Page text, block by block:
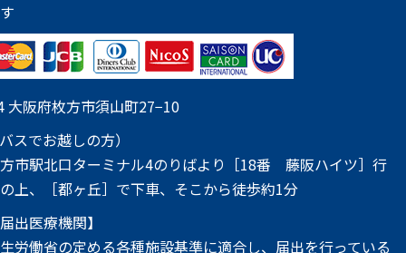
大阪府枚方市須山町27−10
スでお越しの方）
市駅北口ターミナル4のりばより［18番 藤阪ハイツ］行
上、［都ヶ丘］で下車、そこから徒歩約1分
出医療機関】
労働省の定める各種施設基準に適合し、届出を行っている